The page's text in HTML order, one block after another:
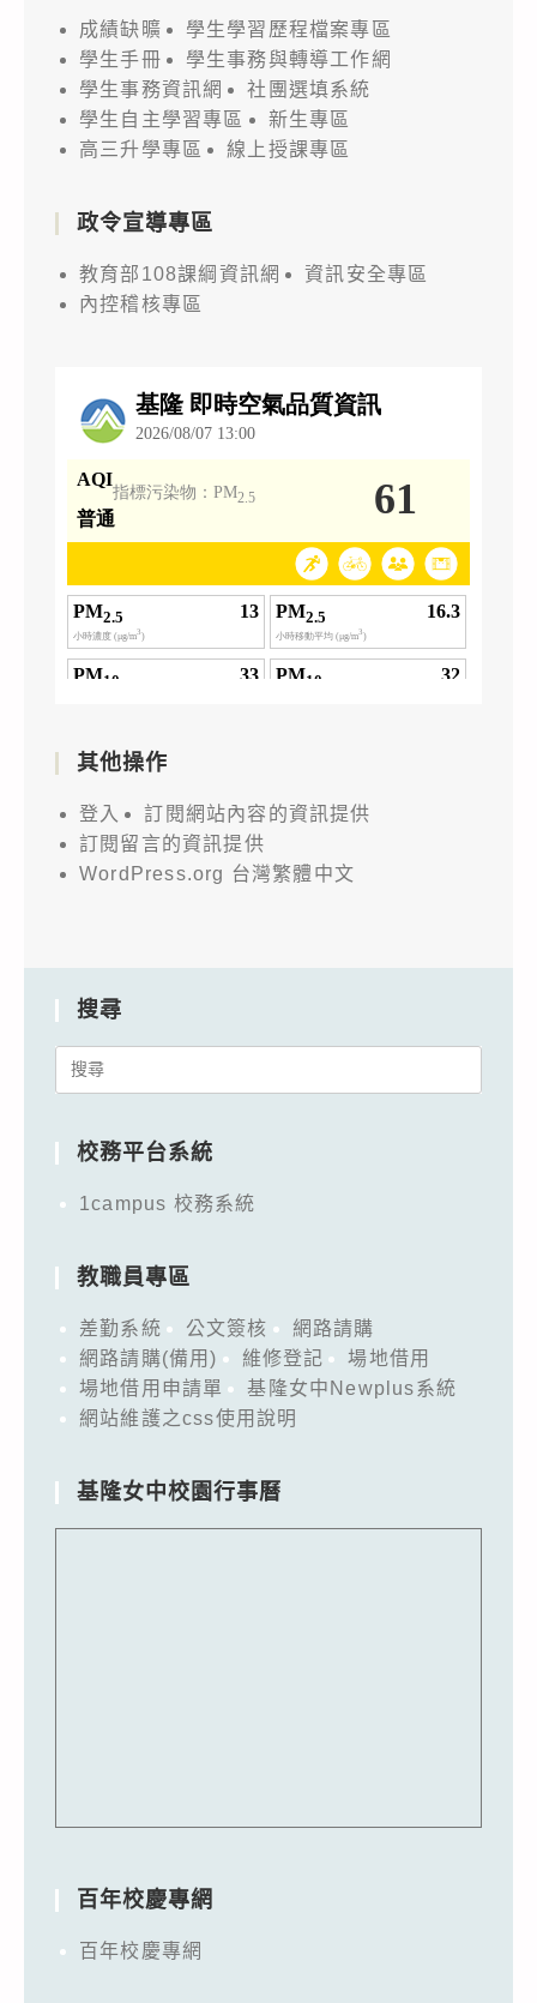
成績缺曠
學生學習歷程檔案專區
學生手冊
學生事務與轉導工作網
學生事務資訊網
社團選填系統
學生自主學習專區
新生專區
高三升學專區
線上授課專區
政令宣導專區
教育部108課綱資訊網
資訊安全專區
內控稽核專區
其他操作
登入
訂閱網站內容的資訊提供
訂閱留言的資訊提供
WordPress.org 台灣繁體中文
搜尋
Search
校務平台系統
1campus 校務系統
教職員專區
差勤系統 公文簽核
網路請購
網路請購(備用)
維修登記
場地借用
場地借用申請單
基隆女中Newplus系統
網站維護之css使用說明
基隆女中校園行事曆
百年校慶專網
百年校慶專網